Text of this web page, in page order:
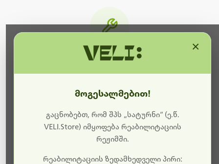
ბოდიშს გიხდით შეფერხებისთვის. ამჟამად
მიმდინარეობს საიტის განახლება და ტექნიკური
სამუშაოები.
მალე ისევ ხელმისაწვდომი იქნება. გმადლობთ
მოგესალმებით!
გაცნობებთ, რომ შპს „სატურნი“ (ე.წ.
VELI.Store) იმყოფება რეაბილიტაციის
რეჟიმში.
რეაბილიტაციის ზედამხედველი პირი:
×